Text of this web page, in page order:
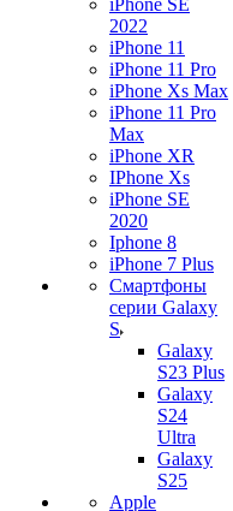
iPhone SE
2022
iPhone 11
iPhone 11 Pro
iPhone Xs Max
iPhone 11 Pro
Max
iPhone XR
IPhone Xs
iPhone SE
2020
Iphone 8
iPhone 7 Plus
Смартфоны
серии Galaxy
S
Galaxy
S23 Plus
Galaxy
S24
Ultra
Galaxy
S25
Apple